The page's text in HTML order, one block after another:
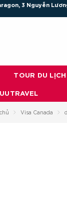
3 Nguyễn
TOUR DU
Visa Canada